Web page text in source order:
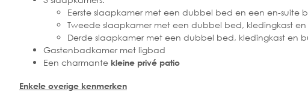
Eerste slaapkamer met een dubbel bed en een en-suite
Tweede slaapkamer met een dubbel bed, kledingkast
Derde slaapkamer met een dubbel bed, kledingkast en
Gastenbadkamer met ligbad
Een charmante kleine privé patio
Enkele overige kenmerken